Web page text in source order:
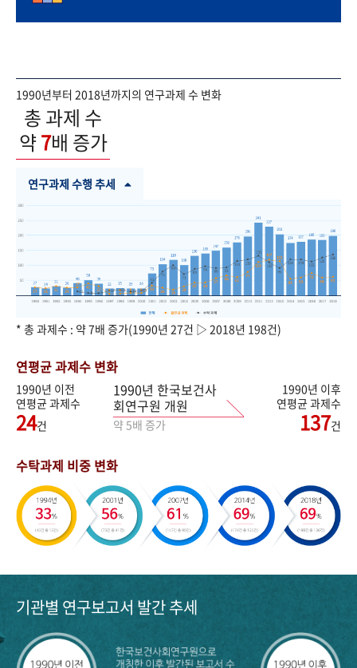
1990년부터 2018년까지의 연구과제 수 변화
총 과제 수
약7배 증가
연구과제 수행 추세
* 총 과제수 : 약 7배 증가(1990년 27건 ▷ 2018년 198건)
연평균 과제수 변화
1990년 이전
연평균 과제수
24건
1990년 한국보건사
회연구원 개원
약 5배 증가
1990년 이후
연평균 과제수
137건
수탁과제 비중 변화
기관별 연구보고서 발간 추세